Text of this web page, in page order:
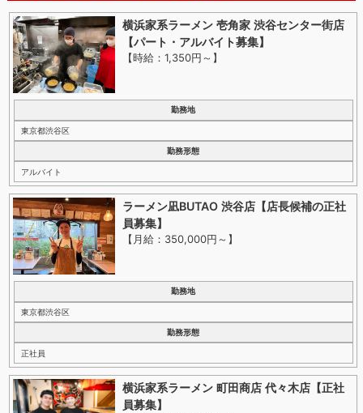
横浜家系ラーメン 壱角家 渋谷センター街店
【パート・アルバイト募集】
【時給：1,350円～ 】
勤務地
東京都渋谷区
勤務形態
アルバイト
ラーメン凪BUTAO 渋谷店【店長候補の正社
員募集】
【月給：350,000円～ 】
勤務地
東京都渋谷区
勤務形態
正社員
横浜家系ラーメン 町田商店 代々木店【正社
員募集】